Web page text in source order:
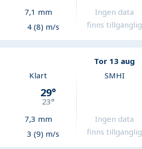
7,1 mm
4 (8) m/s
Ingen data
finns tillgänglig
Tor 13 aug
Klart
29°
23°
7,3 mm
3 (9) m/s
SMHI
Ingen data
finns tillgänglig